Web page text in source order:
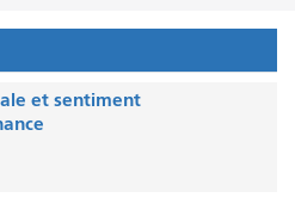
et sentiment